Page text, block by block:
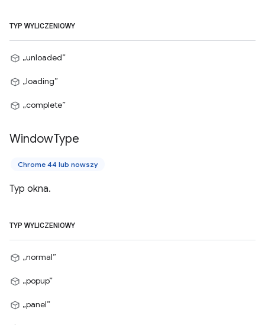
TYP WYLICZENIOWY
„unloaded”
„loading”
„complete”
WindowType
Chrome 44 lub nowszy
Typ okna.
TYP WYLICZENIOWY
„normal”
„popup”
„panel”